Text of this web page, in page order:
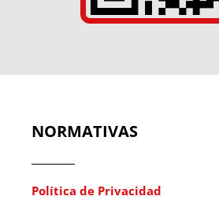
NORMATIVAS
Política de Privacidad